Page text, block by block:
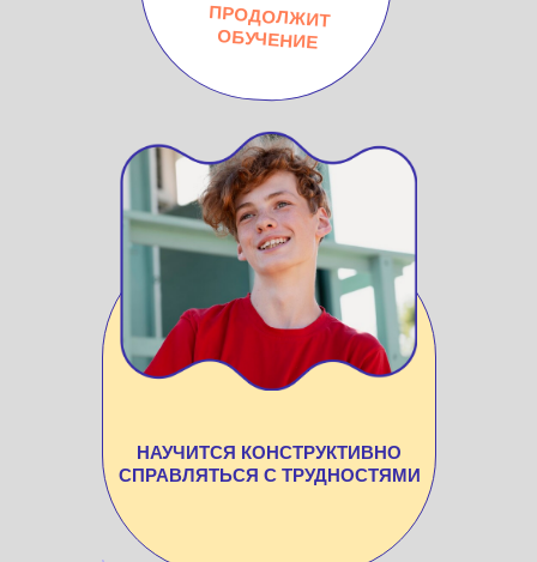
ПРОДОЛЖИТ
ОБУЧЕНИЕ
НАУЧИТСЯ КОНСТРУКТИВНО
СПРАВЛЯТЬСЯ С ТРУДНОСТЯМИ